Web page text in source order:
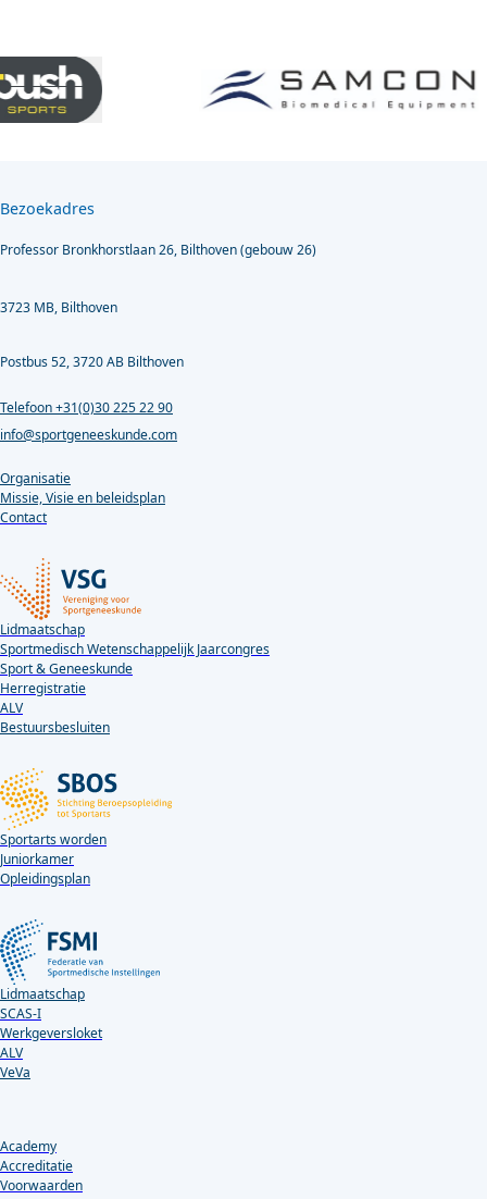
Organisatie
Missie, Visie en beleidsplan
Contact
Lidmaatschap
Sportmedisch Wetenschappelijk Jaarcongres
Sport & Geneeskunde
Herregistratie
ALV
Bestuursbesluiten
Sportarts worden
Juniorkamer
Opleidingsplan
Lidmaatschap
SCAS-I
Werkgeversloket
ALV
VeVa
Academy
Accreditatie
Voorwaarden
Bezoekadres
Professor Bronkhorstlaan 26, Bilthoven (gebouw 26)
3723 MB, Bilthoven
Postbus 52, 3720 AB Bilthoven
Telefoon +31(0)30 225 22 90
info@sportgeneeskunde.com